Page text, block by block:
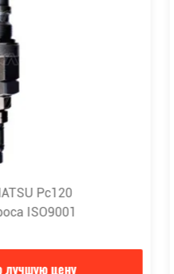
Pc120
ISO9001
лучшую цену